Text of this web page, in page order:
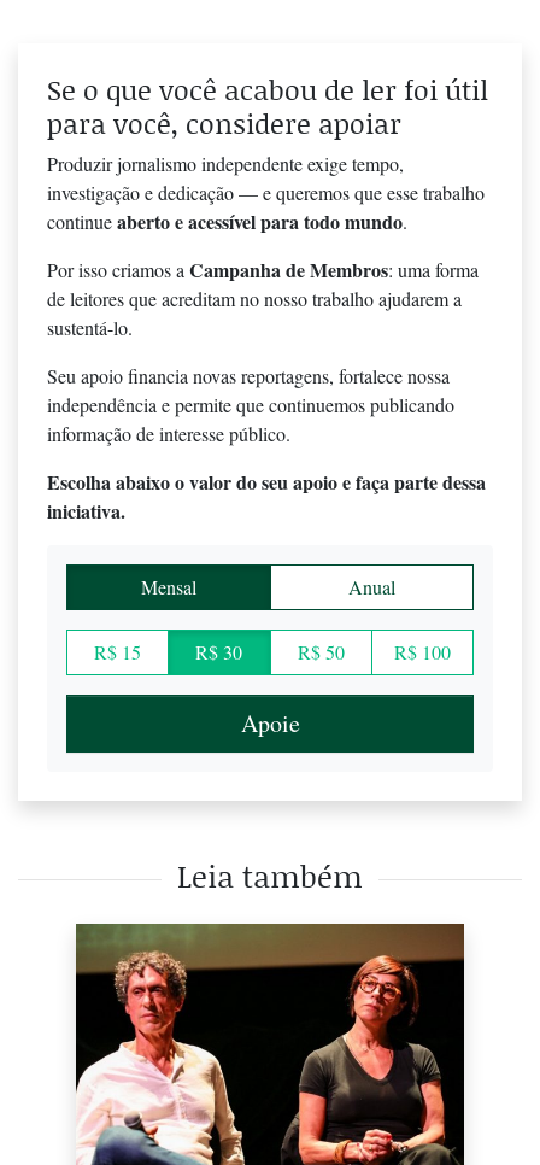
Se o que você acabou de ler foi útil
para você, considere apoiar
Produzir jornalismo independente exige tempo,
investigação e dedicação — e queremos que esse trabalho
continueaberto e acessível para todo mundo.
Por isso criamos aCampanha de Membros: uma forma
de leitores que acreditam no nosso trabalho ajudarem a
sustentá-lo.
Seu apoio financia novas reportagens, fortalece nossa
independência e permite que continuemos publicando
informação de interesse público.
Escolha abaixo o valor do seu apoio e faça parte dessa
iniciativa.
Mensal Anual
R$ 15 R$ 30 R$ 50 R$ 100
Apoie
Leia também